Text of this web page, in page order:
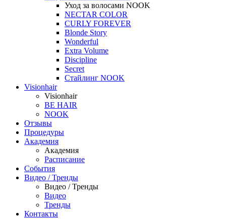
Уход за волосами NOOK
NECTAR COLOR
CURLY FOREVER
Blonde Story
Wonderful
Extra Volume
Discipline
Secret
Стайлинг NOOK
Visionhair
Visionhair
BE HAIR
NOOK
Отзывы
Процедуры
Академия
Академия
Расписание
События
Видео / Тренды
Видео / Тренды
Видео
Тренды
Контакты